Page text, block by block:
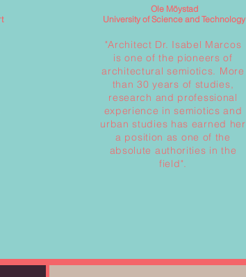
Ole Möystad
University of Science and Technology
"Architect Dr. Isabel Marcos
is one of the pioneers of
architectural semiotics. More
than 30 years of studies,
research and professional
experience in semiotics and
urban studies has earned her
a position as one of the
absolute authorities in the
field".